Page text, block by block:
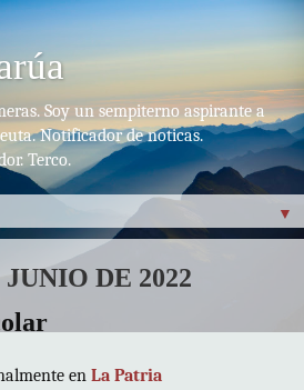
Soy un sempiterno aspirante a
Notificador de noticas.
Terco.
▼
DE 2022
en La Patria